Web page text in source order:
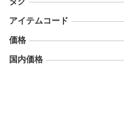
アイテムコード
価格
国内価格